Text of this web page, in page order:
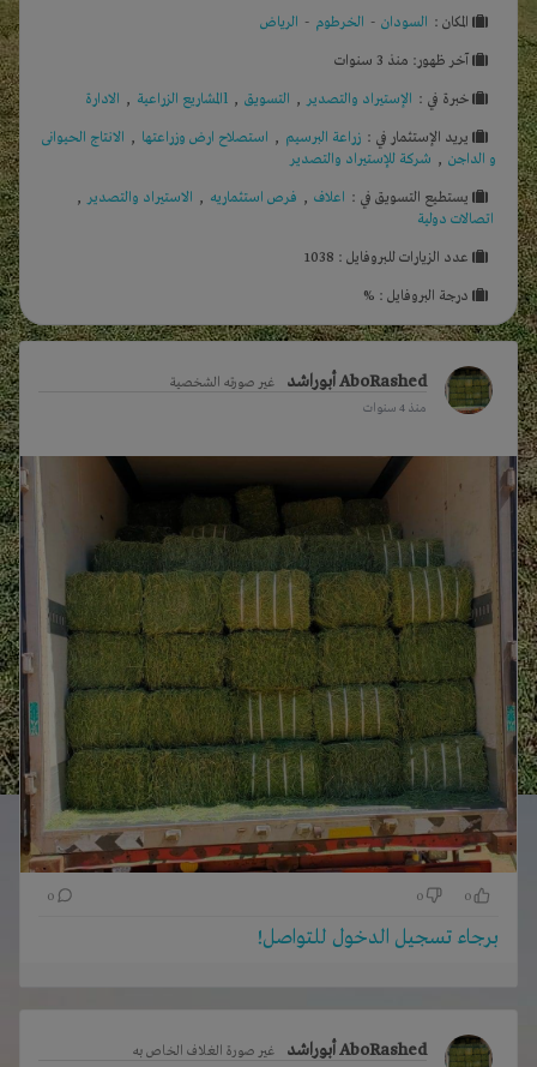
المكان : السودان - الخرطوم - الرياض
آخر ظهور: منذ 3 سنوات
خبرة في : الإستيراد والتصدير , التسويق , lالمشاريع الزراعية , الادارة
يريد الإستثمار في : زراعة البرسيم , استصلاح ارض وزراعتها , الانتاج الحيوانى
و الداجن , شركة للإستيراد والتصدير
يستطيع التسويق في : اعلاف , فرص استثماريه , الاستيراد والتصدير ,
اتصالات دولية
عدد الزيارات للبروفايل : 1038
درجة البروفايل : %
AboRashed أبوراشد غير صورته الشخصية
منذ 4 سنوات
0
0
0
برجاء تسجيل الدخول للتواصل!
AboRashed أبوراشد غير صورة الغلاف الخاص به